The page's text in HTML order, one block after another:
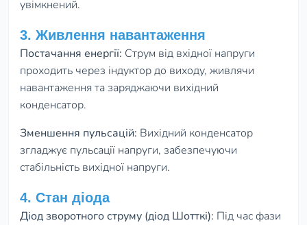
увімкнений.
3. Живлення навантаження
Постачання енергії: Струм від вхідної напруги
проходить через індуктор до виходу, живлячи
навантаження та заряджаючи вихідний
конденсатор.
Зменшення пульсацій: Вихідний конденсатор
згладжує пульсації напруги, забезпечуючи
стабільність вихідної напруги.
4. Стан діода
Діод зворотного струму (діод Шотткі): Під час фази